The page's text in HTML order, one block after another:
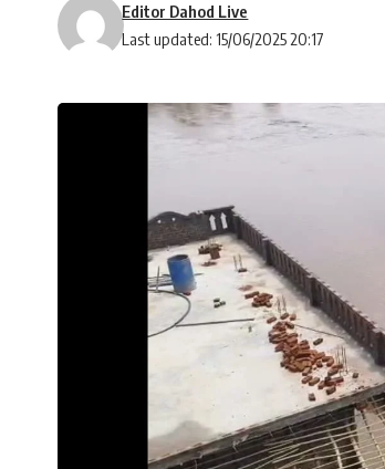
Last updated: 15/06/2025 20:17
Editor Dahod Live